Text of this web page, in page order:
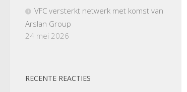
VFC versterkt netwerk met komst van
Arslan Group
24 mei 2026
RECENTE REACTIES